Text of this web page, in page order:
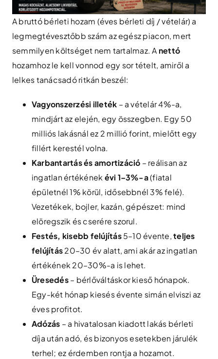
A bruttó bérleti hozam (éves bérleti díj / vételár) a
legmegtévesztőbb szám az egész piacon, mert
semmilyen költséget nem tartalmaz. A nettó
hozamhoz le kell vonnod egy sor tételt, amiről a
lelkes tanácsadó ritkán beszél:
Vagyonszerzési illeték – a vételár 4%-a,
mindjárt az elején, egy összegben. Egy 50
milliós lakásnál ez 2 millió forint, mielőtt egy
fillért kerestél volna.
Karbantartás és amortizáció – reálisan az
ingatlan értékénekévi 1–3%-a(fiatal
épületnél 1% körül, idősebbnél 3% felé).
Vezetékek, bojler, kazán, gépészet: mind
elöregszik és cserére szorul.
Festés, kisebb felújítás5–10 évente,teljes
felújítás20–30 év alatt, ami akár az ingatlan
értékének 20–30%-a is lehet.
Üresedés– bérlőváltáskor kieső hónapok.
Egy-két hónap kiesés évente simán elviszi az
éves profitot.
Adózás – a hivatalosan kiadott lakás bérleti
díja után adó, és bizonyos esetekben járulék
terhel; ez érdemben rontja a hozamot.